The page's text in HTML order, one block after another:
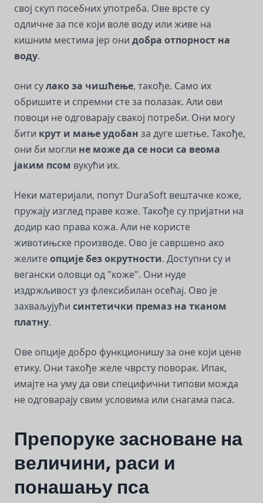
свој скуп посебних употреба. Ове врсте су
одличне за псе који воле воду или живе на
кишним местима јер они добра отпорност на
воду.
они сулако за чишћење, такође. Само их
обришите и спремни сте за полазак. Али ови
повоци не одговарају свакој потреби. Они могу
бити крут и мање удобан за дуге шетње. Такође,
они би могли не може да се носи са веома
јаким псом вукући их.
Неки материјали, попут DuraSoft вештачке коже,
пружају изглед праве коже. Такође су пријатни на
додир као права кожа. Али не користе
животињске производе. Ово је савршено ако
желитеопције без окрутности. Доступни су и
вегански оловци од "коже". Они нуде
издржљивост уз флексибилан осећај. Ово је
захваљујући синтетички премаз на тканом
платну.
Ове опције добро функционишу за оне који цене
етику. Они такође желе чврсту поворак. Ипак,
имајте на уму да ови специфични типови можда
не одговарају свим условима или снагама паса.
Препоруке засноване на
величини, раси и
понашању пса